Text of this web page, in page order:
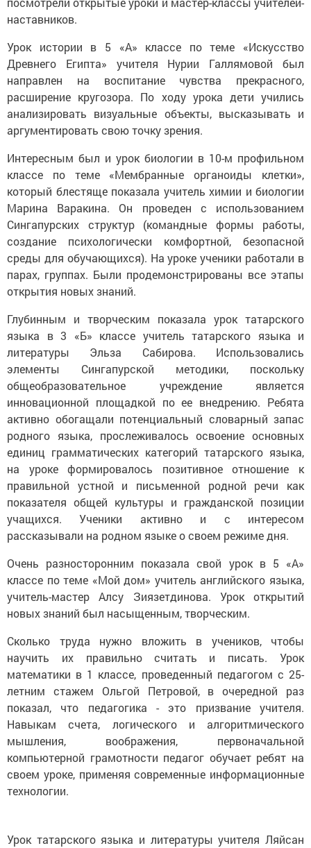
наставников.
Урок истории в 5 «А» классе по теме «Искусство
Древнего Египта» учителя Нурии Галлямовой был
направлен на воспитание чувства прекрасного,
расширение кругозора. По ходу урока дети учились
анализировать визуальные объекты, высказывать и
аргументировать свою точку зрения.
Интересным был и урок биологии в 10-м профильном
классе по теме «Мембранные органоиды клетки»,
который блестяще показала учитель химии и биологии
Марина Варакина. Он проведен с использованием
Сингапурских структур (командные формы работы,
создание психологически комфортной, безопасной
среды для обучающихся). На уроке ученики работали в
парах, группах. Были продемонстрированы все этапы
открытия новых знаний.
Глубинным и творческим показала урок татарского
языка в 3 «Б» классе учитель татарского языка и
литературы Эльза Сабирова. Использовались
элементы Сингапурской методики, поскольку
общеобразовательное учреждение является
инновационной площадкой по ее внедрению. Ребята
активно обогащали потенциальный словарный запас
родного языка, прослеживалось освоение основных
единиц грамматических категорий татарского языка,
на уроке формировалось позитивное отношение к
правильной устной и письменной родной речи как
показателя общей культуры и гражданской позиции
учащихся. Ученики активно и с интересом
рассказывали на родном языке о своем режиме дня.
Очень разносторонним показала свой урок в 5 «А»
классе по теме «Мой дом» учитель английского языка,
учитель-мастер Алсу Зиязетдинова. Урок открытий
новых знаний был насыщенным, творческим.
Сколько труда нужно вложить в учеников, чтобы
научить их правильно считать и писать. Урок
математики в 1 классе, проведенный педагогом с 25-
летним стажем Ольгой Петровой, в очередной раз
показал, что педагогика - это призвание учителя.
Навыкам счета, логического и алгоритмического
мышления, воображения, первоначальной
компьютерной грамотности педагог обучает ребят на
своем уроке, применяя современные информационные
технологии.
Урок татарского языка и литературы учителя Ляйсан